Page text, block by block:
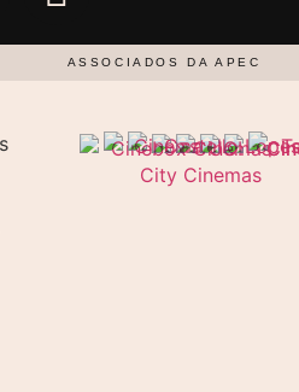
ASSOCIADOS DA APEC